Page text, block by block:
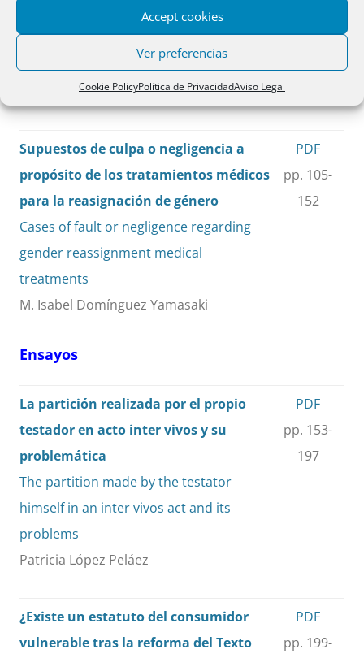
Accept cookies
Ver preferencias
Cookie PolicyPolítica de PrivacidadAviso Legal
the improper inclusion in the files of
delayers and in the risk information
center of the bank of Spain (CIRBE)
Raquel Pérez Díaz
Supuestos de culpa o negligencia a
propósito de los tratamientos médicos
para la reasignación de género
Cases of fault or negligence regarding
gender reassignment medical
treatments
M. Isabel Domínguez Yamasaki
PDF
pp. 105-
152
Ensayos
La partición realizada por el propio
testador en acto inter vivos y su
problemática
The partition made by the testator
himself in an inter vivos act and its
problems
Patricia López Peláez
PDF
pp. 153-
197
¿Existe un estatuto del consumidor
vulnerable tras la reforma del Texto
PDF
pp. 199-